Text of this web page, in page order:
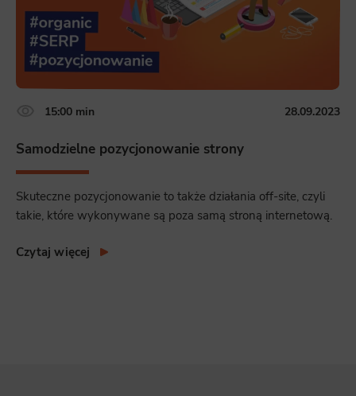
15:00 min 28.09.2023
Samodzielne pozycjonowanie strony
Skuteczne pozycjonowanie to także działania off-site, czyli
takie, które wykonywane są poza samą stroną internetową.
Czytaj więcej